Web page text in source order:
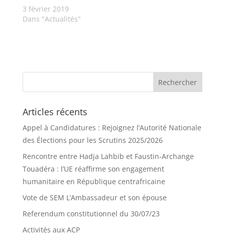
3 février 2019
Dans "Actualités"
Articles récents
Appel à Candidatures : Rejoignez l’Autorité Nationale
des Élections pour les Scrutins 2025/2026
Rencontre entre Hadja Lahbib et Faustin-Archange
Touadéra : l’UE réaffirme son engagement
humanitaire en République centrafricaine
Vote de SEM L’Ambassadeur et son épouse
Referendum constitutionnel du 30/07/23
Activités aux ACP